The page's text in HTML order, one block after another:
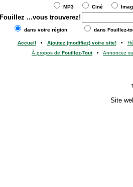
MP3 Ciné
Fouillez ...vous trouverez!
dans votre région dans Fouillez-
Accueil • Ajoutez (modifiez) votre site!•
À propos de Fouillez-Tout• Annoncez
Site